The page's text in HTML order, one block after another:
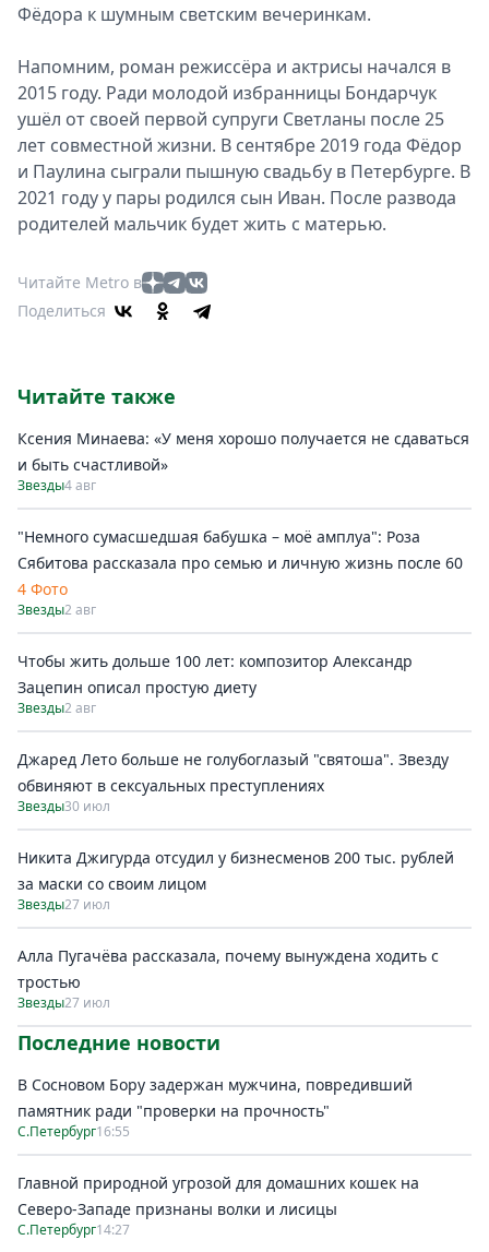
Фёдора к шумным светским вечеринкам.
Напомним, роман режиссёра и актрисы начался в
2015 году. Ради молодой избранницы Бондарчук
ушёл от своей первой супруги Светланы после 25
лет совместной жизни. В сентябре 2019 года Фёдор
и Паулина сыграли пышную свадьбу в Петербурге. В
2021 году у пары родился сын Иван. После развода
родителей мальчик будет жить с матерью.
Читайте Metro в
Поделиться
Читайте также
Ксения Минаева: «У меня хорошо получается не сдаваться
и быть счастливой»
Звезды4 авг
"Немного сумасшедшая бабушка – моё амплуа": Роза
Сябитова рассказала про семью и личную жизнь после 60
4 Фото
Звезды2 авг
Чтобы жить дольше 100 лет: композитор Александр
Зацепин описал простую диету
Звезды2 авг
Джаред Лето больше не голубоглазый "святоша". Звезду
обвиняют в сексуальных преступлениях
Звезды30 июл
Никита Джигурда отсудил у бизнесменов 200 тыс. рублей
за маски со своим лицом
Звезды27 июл
Алла Пугачёва рассказала, почему вынуждена ходить с
тростью
Звезды27 июл
Последние новости
В Сосновом Бору задержан мужчина, повредивший
памятник ради "проверки на прочность"
С.Петербург16:55
Главной природной угрозой для домашних кошек на
Северо-Западе признаны волки и лисицы
С.Петербург14:27